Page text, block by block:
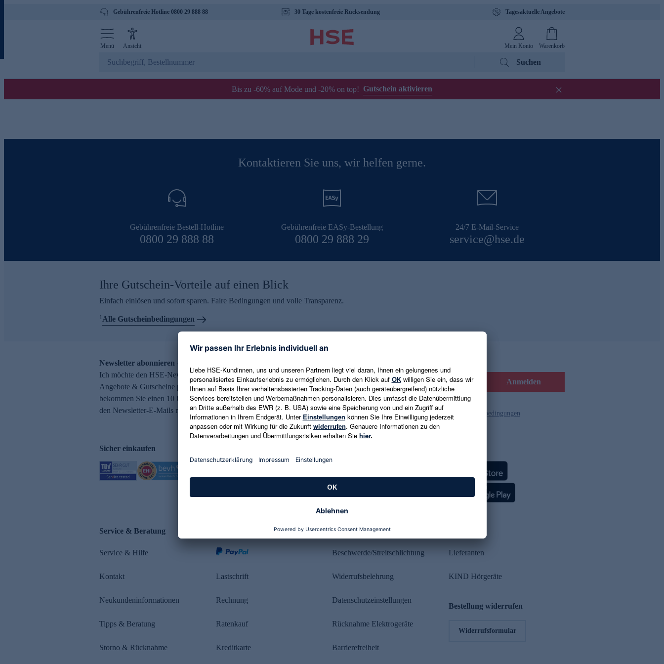
Gebührenfreie Hotline 0800 29 888 88 30 Tage kostenfreie Rücksendung Tagesaktuelle Angebote
Menü Ansicht Mein Konto Warenkorb
Suchen
Bis zu -60% auf Mode und -20% on top! Gutschein aktivieren
Kontaktieren Sie uns, wir helfen gerne.
Gebührenfreie Bestell-Hotline
0800 29 888 88
Gebührenfreie EASy-Bestellung
0800 29 888 29
24/7 E-Mail-Service
service@hse.de
Ihre Gutschein-Vorteile auf einen Blick
Einfach einlösen und sofort sparen. Faire Bedingungen und volle Transparenz.
1Alle Gutscheinbedingungen
Newsletter abonnieren – 10 € Gutschein erhalten
Ich möchte den HSE-Newsletter abonnieren und aktuelle Trends,
Angebote & Gutscheine per E-Mail erhalten. Als Dankeschön
bekommen Sie einen 10 € Gutschein. Eine Abmeldung ist jederzeit in
den Newsletter-E-Mails möglich.
E-Mail-Adresse eingeben Anmelden
Es gelten die Datenschutzrichtlinien und die Gutscheinbedingungen
Sicher einkaufen
Service & Beratung
Service & Hilfe
Kontakt
Neukundeninformationen
Tipps & Beratung
Storno & Rücknahme
Lastschrift
Rechnung
Ratenkauf
Kreditkarte
Rechtliches
Beschwerde/Streitschlichtung
Widerrufsbelehrung
Datenschutzeinstellungen
Rücknahme Elektrogeräte
Barrierefreiheit
Lieferanten
KIND Hörgeräte
Bestellung widerrufen
Widerrufsformular